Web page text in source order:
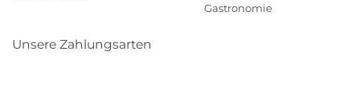
Gastronomie
Unsere Zahlungsarten